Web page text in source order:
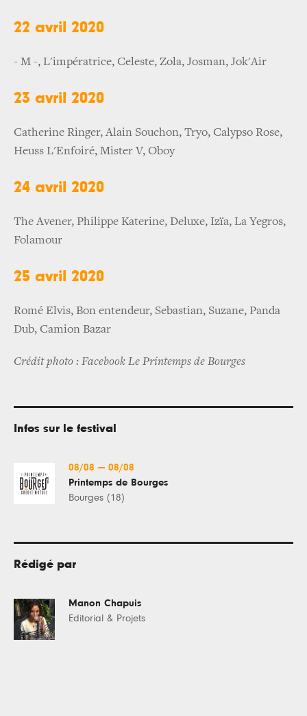
22 avril 2020
- M -, L'impératrice, Celeste, Zola, Josman, Jok'Air
23 avril 2020
Catherine Ringer, Alain Souchon, Tryo, Calypso Rose,
Heuss L'Enfoiré, Mister V, Oboy
24 avril 2020
The Avener, Philippe Katerine, Deluxe, Izïa, La Yegros,
Folamour
25 avril 2020
Romé Elvis, Bon entendeur, Sebastian, Suzane, Panda
Dub, Camion Bazar
Crédit photo : Facebook Le Printemps de Bourges
Infos sur le festival
08/08 — 08/08
Printemps de Bourges
Bourges (18)
Rédigé par
Manon Chapuis
Editorial & Projets